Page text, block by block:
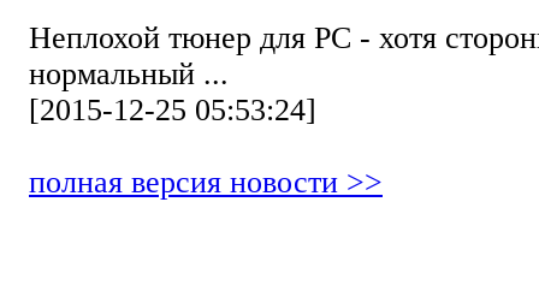
Неплохой тюнер для РС - хотя
нормальный ...
[2015-12-25 05:53:24]
полная версия новости >>